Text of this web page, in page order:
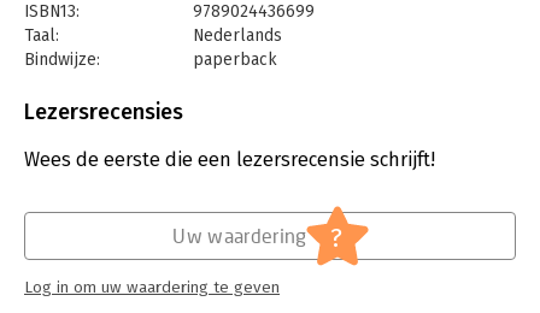
de grammaticale structuren behandeld, in deel 2 komt de
functie van deze structuren aan de orde en in deel 3 kan de
cursist de spelling en het gebruik van leestekens leren
staan achter in het boek. Hierdoor is het boek ook geschikt
Let op: Online producten zijn niet langer compatibel met
tablets en smartphones. Met dit product heeft u 1 jaar toegang
tot de online dienst met het lesmateriaal.
ISBN13:
9789024436699
Taal:
Nederlands
Bindwijze:
paperback
Uitgever:
Verschijningsdatum:
21-9-2020
Lezersrecensies
Wees de eerste die een lezersrecensie schrijft!
Uw waardering ?
Log in om uw waardering te geven